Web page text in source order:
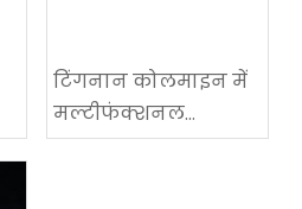
टिंगनान कोलमाइन में
मल्टीफंक्शनल
कोलमाइन रोडवे-